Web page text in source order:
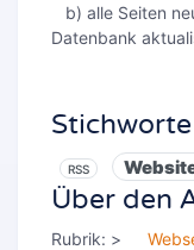
b) alle Seiten
Datenbank
RSS
Über den
Rubrik: >